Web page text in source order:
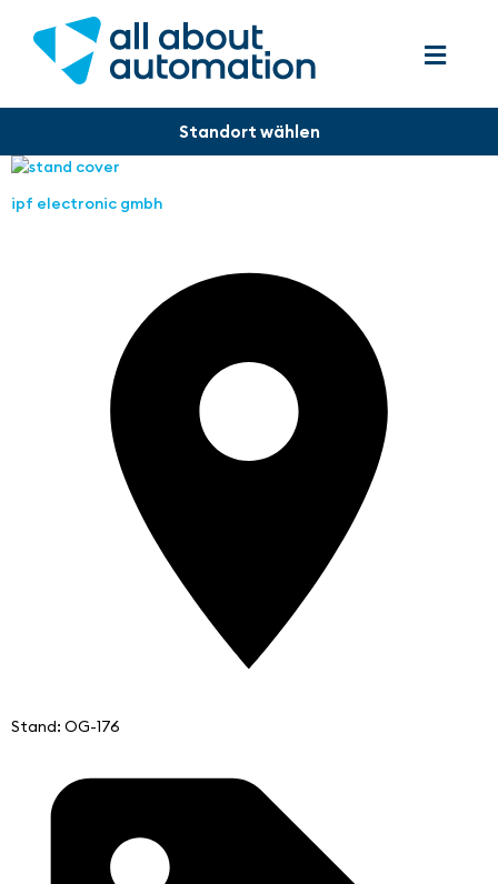
ipf electronic gmbh
Stand: OG-176